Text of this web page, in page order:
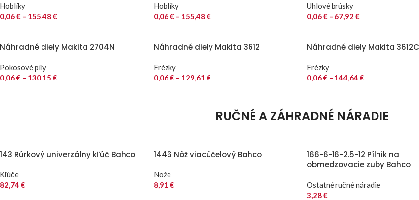
Hoblíky
0,06€ – 155,48€
Hoblíky
0,06€ – 155,48€
Uhlové brúsky
0,06€ – 67,92 €
Náhradné diely Makita 2704N
Pokosové píly
0,06€ – 130,15 €
Náhradné diely Makita 3612
Frézky
0,06€ – 129,61 €
Náhradné diely Makita 3612C
Frézky
0,06€ – 144,64 €
RUČNÉ A ZÁHRADNÉ NÁRADIE
143 Rúrkový univerzálny kľúč Bahco
Kľúče
82,74 €
1446 Nôž viacúčelový Bahco
Nože
8,91 €
166-6-16-2.5-12 Pílnik na
obmedzovacie zuby Bahco
Ostatné ručné náradie
3,28€